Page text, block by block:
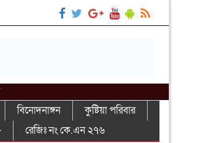
বিনোদনাঙ্গন
কুষ্টিয়া পরিবার
রেজিঃ নং কে.এন ২৭৬